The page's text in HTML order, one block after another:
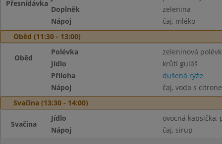
Přesnídávka
Doplněk
zelenina
Nápoj
čaj, mléko
Oběd (11:30 - 13:00)
Oběd
Polévka
zeleninová
Jídlo
krůtí guláš
Příloha
dušená rýže
Nápoj
čaj, voda s
Svačina (13:30 - 14:00)
Svačina
Jídlo
ovocná kapsička,
Nápoj
čaj, sirup